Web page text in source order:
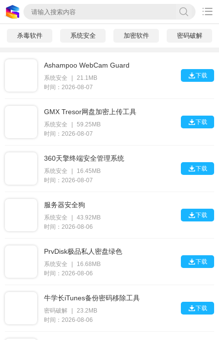

杀毒软件 系统安全 加密软件 密码破解
Ashampoo WebCam Guard
系统安全
21.1MB
时间：2026-08-07
下载
GMX Tresor网盘加密上传工具
系统安全
59.25MB
时间：2026-08-07
下载
360天擎终端安全管理系统
系统安全
16.45MB
时间：2026-08-07
下载
服务器安全狗
系统安全
43.92MB
时间：2026-08-06
下载
PrvDisk极品私人密盘绿色
系统安全
16.68MB
时间：2026-08-06
下载
牛学长iTunes备份密码移除工具
密码破解
23.2MB
时间：2026-08-06
下载